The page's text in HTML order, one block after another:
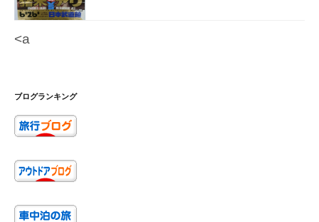
<a
ブログランキング